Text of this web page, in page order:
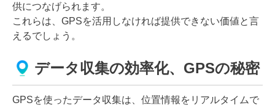
供につなげられます。
これらは、GPSを活用しなければ提供できない価値と言
えるでしょう。
データ収集の効率化、GPSの秘密
GPSを使ったデータ収集は、位置情報をリアルタイムで